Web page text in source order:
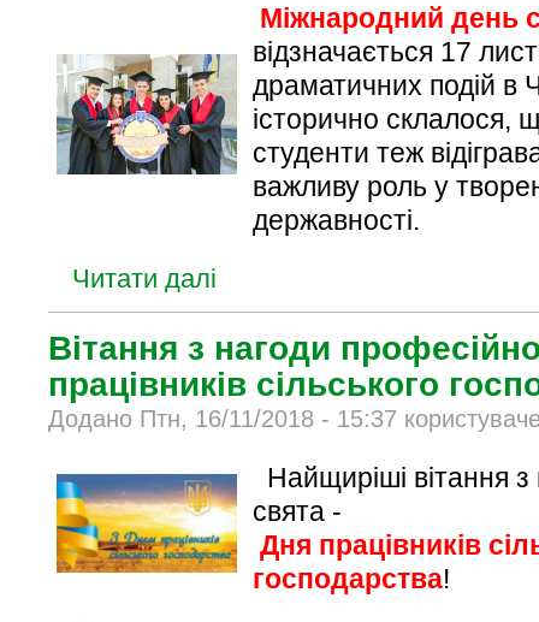
Міжнародний день
відзначається 17
драматичних подій в
історично склалося,
студенти теж
важливу роль у
державності.
Читати далі
Вітання з нагоди
працівників сільського
Додано Птн, 16/11/2018 - 15:37
Найщиріші вітання
свята -
Дня працівників
господарства!